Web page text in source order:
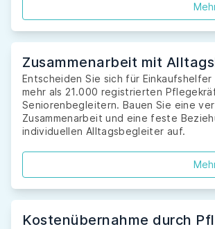
Zusammenarbeit mit
Entscheiden Sie sich für Einkaufshelfer
mehr als 21.000 registrierten
Seniorenbegleitern. Bauen Sie eine
Zusammenarbeit und eine feste
individuellen Alltagsbegleiter auf.
Kostenübernahme durch